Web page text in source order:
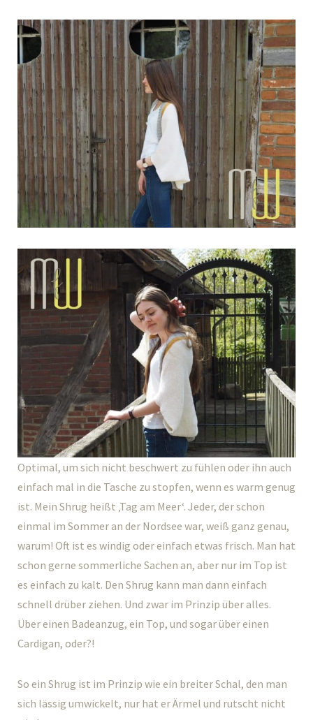
Optimal, um sich nicht beschwert zu fühlen oder ihn auch
einfach mal in die Tasche zu stopfen, wenn es warm genug
ist. Mein Shrug heißt ‚Tag am Meer‘. Jeder, der schon
einmal im Sommer an der Nordsee war, weiß ganz genau,
warum! Oft ist es windig oder einfach etwas frisch. Man hat
schon gerne sommerliche Sachen an, aber nur im Top ist
es einfach zu kalt. Den Shrug kann man dann einfach
schnell drüber ziehen. Und zwar im Prinzip über alles.
Über einen Badeanzug, ein Top, und sogar über einen
Cardigan, oder?!
So ein Shrug ist im Prinzip wie ein breiter Schal, den man
sich lässig umwickelt, nur hat er Ärmel und rutscht nicht